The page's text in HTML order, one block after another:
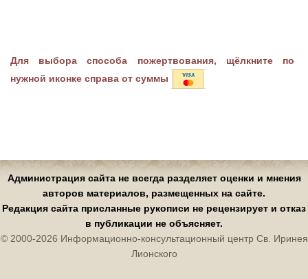
Для выбора способа пожертвования, щёлкните по
нужной иконке справа от суммы
Администрация сайта не всегда разделяет оценки и мнения
авторов материалов, размещенных на сайте.
Редакция сайта присланные рукописи не рецензирует и отказ
в публикации не объясняет.
© 2000-2026 Информационно-консультационный центр Св. Иринея
Лионского